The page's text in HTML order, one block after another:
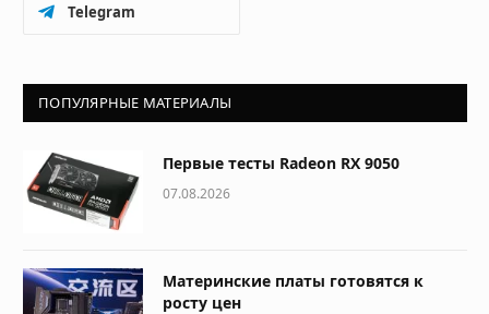
Telegram
ПОПУЛЯРНЫЕ МАТЕРИАЛЫ
Первые тесты Radeon RX 9050
07.08.2026
Материнские платы готовятся к
росту цен